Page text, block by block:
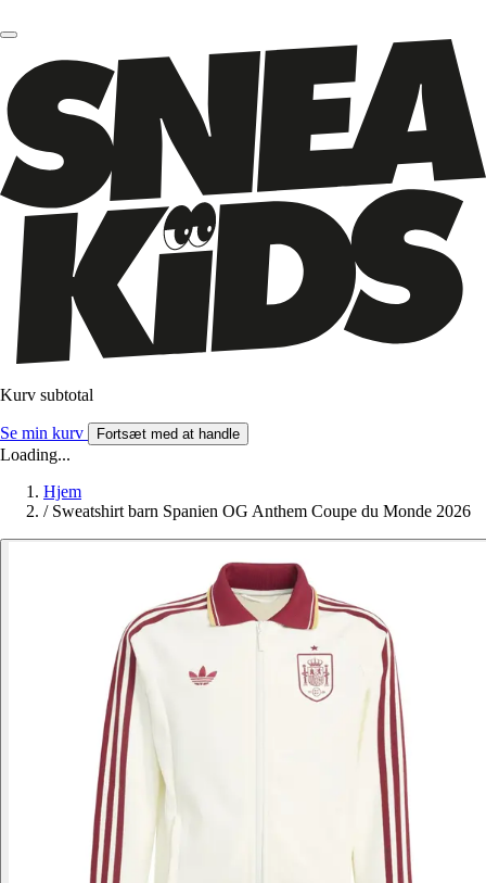
Kurv subtotal
Se min kurv Fortsæt med at handle
Loading...
Hjem
/ Sweatshirt barn Spanien OG Anthem Coupe du Monde 2026